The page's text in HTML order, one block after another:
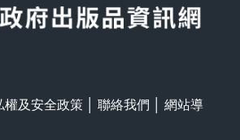
權及安全政策 聯絡我們
網站導